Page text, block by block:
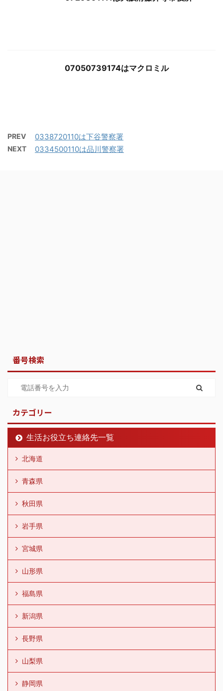
07050739174はマクロミル
PREV 0338720110は下谷警察署
NEXT 0334500110は品川警察署
番号検索
カテゴリー
生活お役立ち連絡先一覧
北海道
青森県
秋田県
岩手県
宮城県
山形県
福島県
新潟県
長野県
山梨県
静岡県